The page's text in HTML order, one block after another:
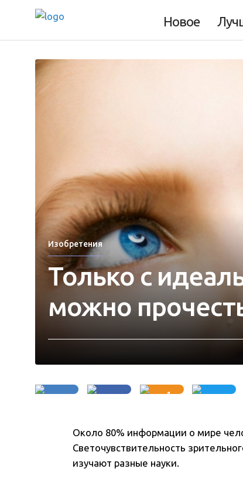
Новое
Изобретения
Только с
можно
1
Около 80% информации о мире
Светочувствительность
изучают разные науки.